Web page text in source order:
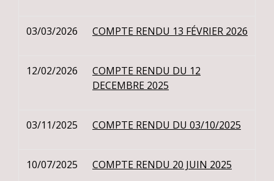
03/03/2026 COMPTE RENDU 13 FÉVRIER 2026
12/02/2026
COMPTE RENDU DU 12
DECEMBRE 2025
03/11/2025 COMPTE RENDU DU 03/10/2025
10/07/2025 COMPTE RENDU 20 JUIN 2025